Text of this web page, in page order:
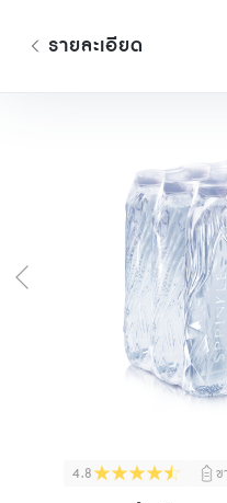
รายละเอียด
4.8